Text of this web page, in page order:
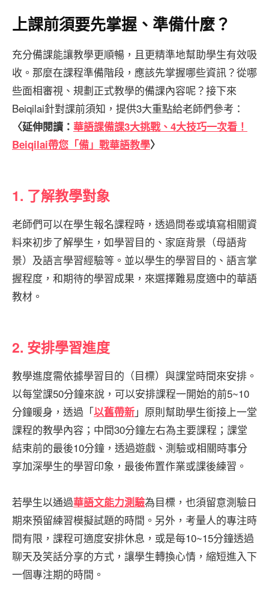
上課前須要先掌握、準備什麼？
充分備課能讓教學更順暢，且更精準地幫助學生有效吸
收。那麼在課程準備階段，應該先掌握哪些資訊？從哪
些面相審視、規劃正式教學的備課內容呢？接下來
Beiqilai針對課前須知，提供3大重點給老師們參考：
〈延伸閱讀： 華語課備課3大挑戰、4大技巧一次看！
Beiqilai帶您「備」戰華語教學〉
1. 了解教學對象
老師們可以在學生報名課程時，透過問卷或填寫相關資
料來初步了解學生，如學習目的、家庭背景（母語背
景）及語言學習經驗等。並以學生的學習目的、語言掌
握程度，和期待的學習成果，來選擇難易度適中的華語
教材。
2. 安排學習進度
教學進度需依據學習目的（目標）與課堂時間來安排。
以每堂課50分鐘來說，可以安排課程一開始的前5~10
分鐘暖身，透過「以舊帶新」原則幫助學生銜接上一堂
課程的教學內容；中間30分鐘左右為主要課程；課堂
結束前的最後10分鐘，透過遊戲、測驗或相關時事分
享加深學生的學習印象，最後佈置作業或課後練習。
若學生以通過華語文能力測驗為目標，也須留意測驗日
期來預留練習模擬試題的時間。另外，考量人的專注時
間有限，課程可適度安排休息，或是每10~15分鐘透過
聊天及笑話分享的方式，讓學生轉換心情，縮短進入下
一個專注期的時間。